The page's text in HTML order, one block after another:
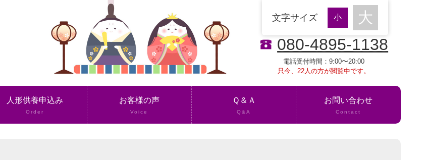
080-4895-1138
電話受付時間：9:00〜20:00
只今、22人の方が閲覧中です。
文字サイズ
人形供養申込み
Order
お客様の声
Voice
Ｑ＆Ａ
Q&A
お問い合わせ
Contact